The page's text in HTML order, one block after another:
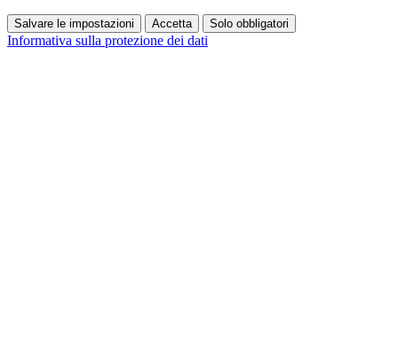
Salvare le impostazioni Accetta Solo obbligatori
Informativa sulla protezione dei dati